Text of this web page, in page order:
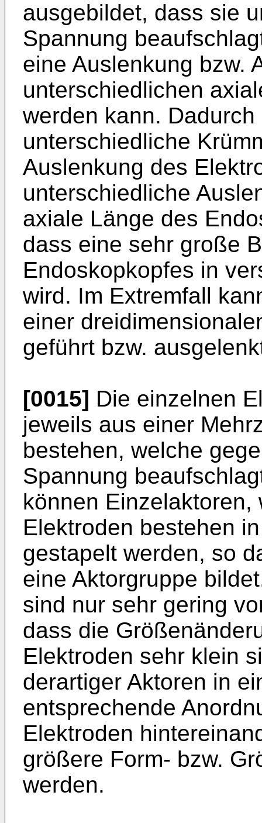
ausgebildet, dass sie
Spannung
eine Auslenkung bzw.
unterschiedlichen
werden kann.
unterschiedliche
Auslenkung des
unterschiedliche
axiale Länge des
dass eine sehr große
Endoskopkopfes in
wird. Im Extremfall
einer
geführt bzw.
[0015] Die einzelnen
jeweils aus einer
bestehen, welche
Spannung
können
Elektroden bestehen
gestapelt werden, so
eine Aktorgruppe
sind nur sehr gering
dass die
Elektroden sehr klein
derartiger Aktoren in
entsprechende
Elektroden
größere Form- bzw.
werden.